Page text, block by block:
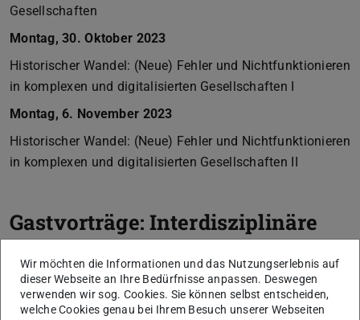
Gesellschaften
Montag, 30. Oktober 2023
Historischer Wandel: (Neue) Fehler und Nichtfunktionieren
in komplexen und digitalisierten Gesellschaften I
Montag, 6. November 2023
Historischer Wandel: (Neue) Fehler und Nichtfunktionieren
in komplexen und digitalisierten Gesellschaften II
Gastvorträge: Interdisziplinäre
Perspektiven auf Fehler und
Nichtfunktionieren
Montag, 13. November 2023
Wir möchten die Informationen und das Nutzungserlebnis auf
dieser Webseite an Ihre Bedürfnisse anpassen. Deswegen
verwenden wir sog. Cookies. Sie können selbst entscheiden,
welche Cookies genau bei Ihrem Besuch unserer Webseiten